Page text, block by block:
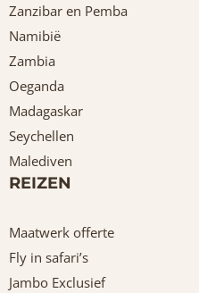
Zanzibar en Pemba
Namibië
Zambia
Oeganda
Madagaskar
Seychellen
Malediven
REIZEN
Maatwerk offerte
Fly in safari’s
Jambo Exclusief